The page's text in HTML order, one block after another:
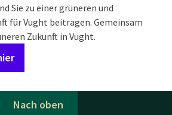
Sie zu einer grüneren und
für Vught beitragen. Gemeinsam
Zukunft in Vught.
Nach oben